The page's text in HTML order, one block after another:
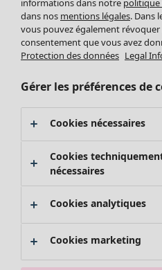
Basics
Bonnes affaires déco
Décoration
Textiles
Tapis
Éponge
Promos SOLDES
Les promos de Gudrun Sjödén
Nouvel arrivage
Bonnes affaires en soldes -
dans nos mentions légales. Dans
vous pouvez également
consentement que vous avez
Protection des données Legal
Gérer les préférences de
Cookies nécessaires
Cookies
nécessaires
Cookies analytiques
Cookies marketing